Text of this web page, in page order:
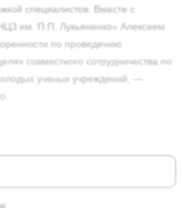
специалистов. Вместе с
им. П.П. Лукьяненко» Алексеем
по проведению
совместного сотрудничества по
ученых учреждений, —